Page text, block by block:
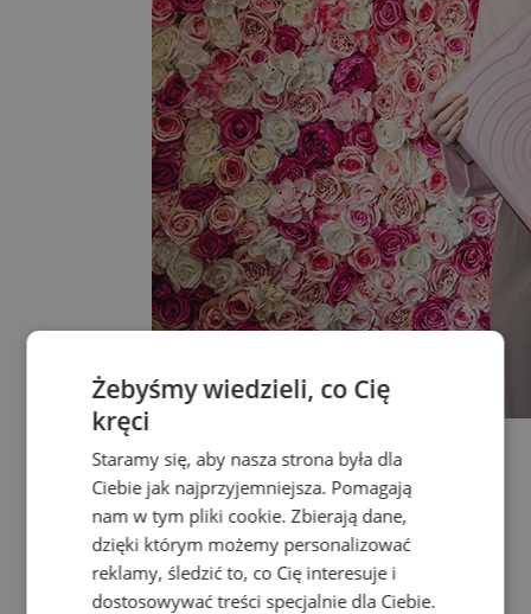
Zegarki
Walizki
Czapki z daszkiem
Czapki i szaliki
Breloczki
Paski
Kosmetyczki
Produkty RE:VUCH
Żebyśmy wiedzieli, co Cię
kręci
Staramy się, aby nasza strona była dla
Ciebie jak najprzyjemniejsza. Pomagają
nam w tym pliki cookie. Zbierają dane,
dzięki którym możemy personalizować
reklamy, śledzić to, co Cię interesuje i
dostosowywać treści specjalnie dla Ciebie.